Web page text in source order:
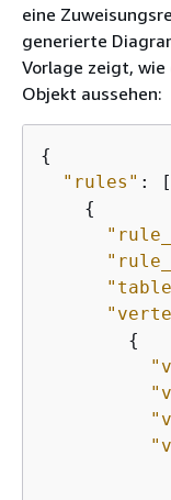
eine
generierte
Vorlage zeigt, wie
Objekt aussehen:
{
"rules" : [
{
{